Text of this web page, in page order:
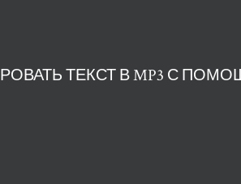
ТЕКСТ В MP3 С